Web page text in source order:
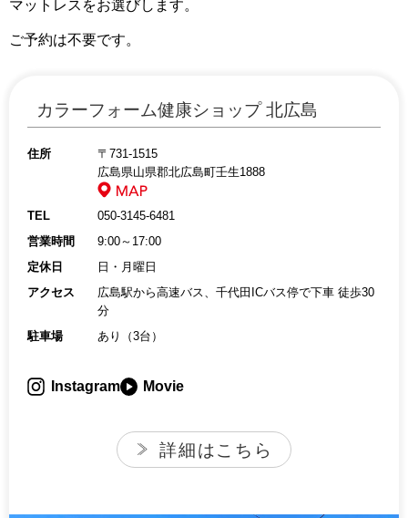
マットレスをお選びします。
ご予約は不要です。
カラーフォーム健康ショップ 北広島
住所
〒731-1515
広島県山県郡北広島町壬生1888
TEL
050-3145-6481
営業時間
9:00～17:00
定休日
日・月曜日
アクセス
広島駅から高速バス、千代田ICバス停で下車 徒歩30
分
駐車場
あり（3台）
Instagram Movie
詳細はこちら